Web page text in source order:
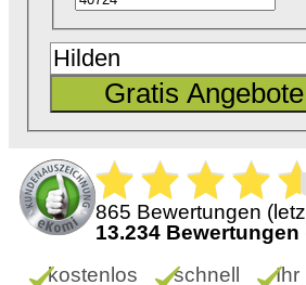
Gratis
865 Bewertungen
13.234 Bewertungen
kostenlos
schnell Ihr